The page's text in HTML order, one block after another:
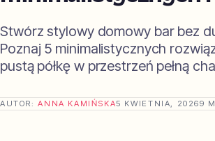
Stwórz stylowy domowy bar bez
Poznaj 5 minimalistycznych
pustą półkę w przestrzeń pełną
AUTOR:ANNA KAMIŃSKA5 KWIETNIA, 20269